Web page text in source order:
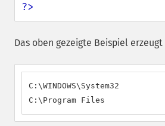
?>
Das oben gezeigte Beispiel
C:\WINDOWS\System32
C:\Program Files